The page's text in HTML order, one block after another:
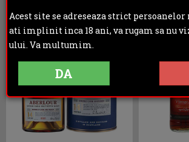
- 12 %
Acest site se adreseaza strict persoanelor
ati implinit inca 18 ani, va rugam sa nu
ului. Va multumim.
DA